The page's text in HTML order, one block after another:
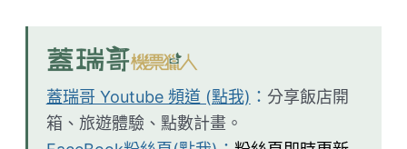
蓋瑞哥 Youtube 頻道 (點我) ： 分享飯店開
箱、旅遊體驗、點數計畫。